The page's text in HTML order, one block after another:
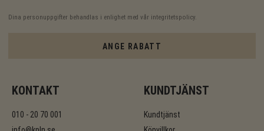
Dina personuppgifter behandlas i enlighet med vår integritetspolicy
ANGE RABATT
KONTAKT
010 - 20 70 001
KUNDTJÄNST
Kundtjänst